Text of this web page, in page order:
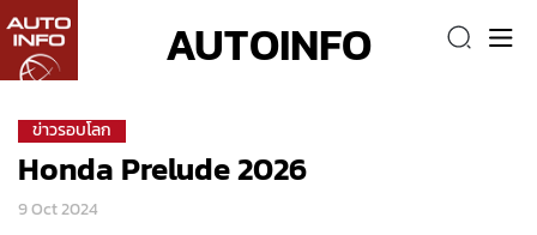
AUTOINFO
ข่าวรอบโลก
Honda Prelude 2026
9 Oct 2024